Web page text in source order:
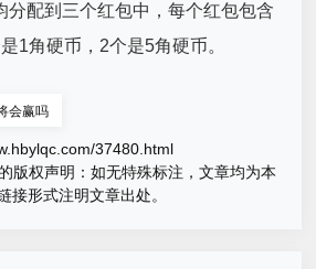
分配到三个红包中，每个红包包含
1角硬币，2个是5角硬币。
会赢吗
37480.html
版权声明：如无特殊标注，文章均为本
接形式注明文章出处。